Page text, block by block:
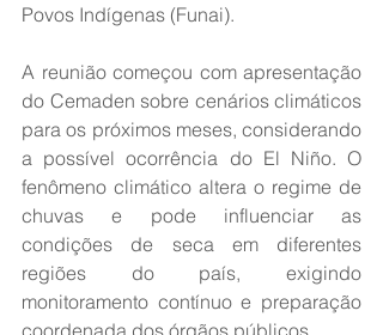
Povos Indígenas (Funai).
A reunião começou com apresentação
do Cemaden sobre cenários climáticos
para os próximos meses, considerando
a possível ocorrência do El Niño. O
fenômeno climático altera o regime de
chuvas e pode influenciar as
condições de seca em diferentes
regiões do país, exigindo
monitoramento contínuo e preparação